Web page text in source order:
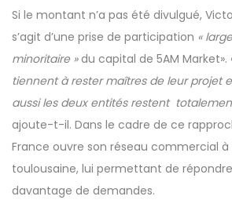
Si le montant n’a pas été divulgué,
s’agit d’une prise de participation «
minoritaire »du capital de 5AM Market».
tiennent à rester maîtres de leur projet
aussi les deux entités restent
ajoute-t-il. Dans le cadre de ce
France ouvre son réseau commercial
toulousaine, lui permettant de
davantage de demandes.